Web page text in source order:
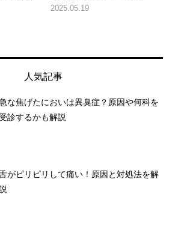
2025.05.19
人気記事
な焦げたにおいは異臭症？原因や何科を
診するかも解説
がピリピリして痛い！原因と対処法を解